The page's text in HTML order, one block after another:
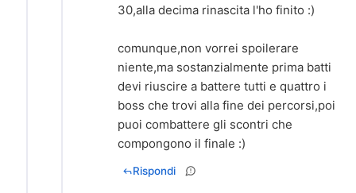
30,alla decima rinascita l'ho finito :)
comunque,non vorrei spoilerare
niente,ma sostanzialmente prima batti
devi riuscire a battere tutti e quattro i
boss che trovi alla fine dei percorsi,poi
puoi combattere gli scontri che
compongono il finale :)
Rispondi